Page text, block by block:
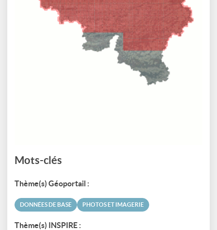
Mots-clés
Thème(s) Géoportail :
DONNÉES DE BASE PHOTOS ET IMAGERIE
Thème(s) INSPIRE :